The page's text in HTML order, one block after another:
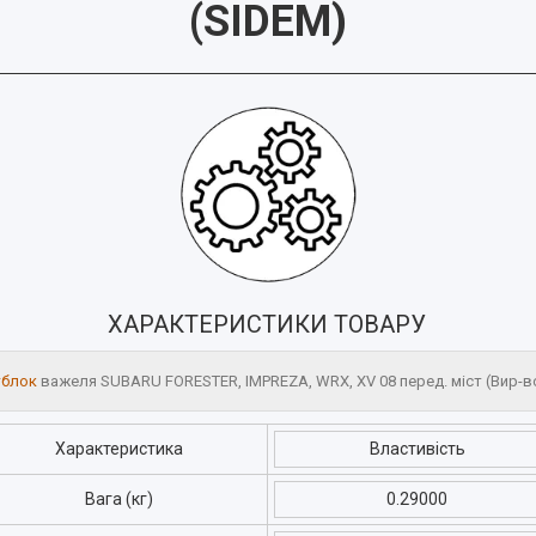
(SIDEM)
ХАРАКТЕРИСТИКИ ТОВАРУ
важеля SUBARU FORESTER, IMPREZA, WRX, XV 08 перед. міст (Вир-
Характеристика Властивість
Вага (кг) 0.29000